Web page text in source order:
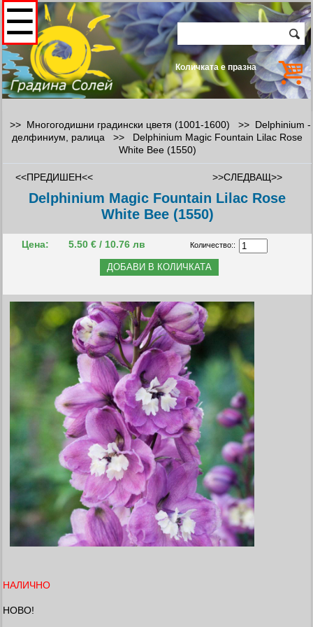
Количката е празна
☰
>> Многогодишни градински цветя (1001-1600) >> Delphinium -
делфиниум, ралица >> Delphinium Magic Fountain Lilac Rose
White Bee (1550)
<<ПРЕДИШЕН<< >>СЛЕДВАЩ>>
Delphinium Magic Fountain Lilac Rose
White Bee (1550)
Цена: 5.50 € / 10.76 лв Количество::
НАЛИЧНО
НОВО!